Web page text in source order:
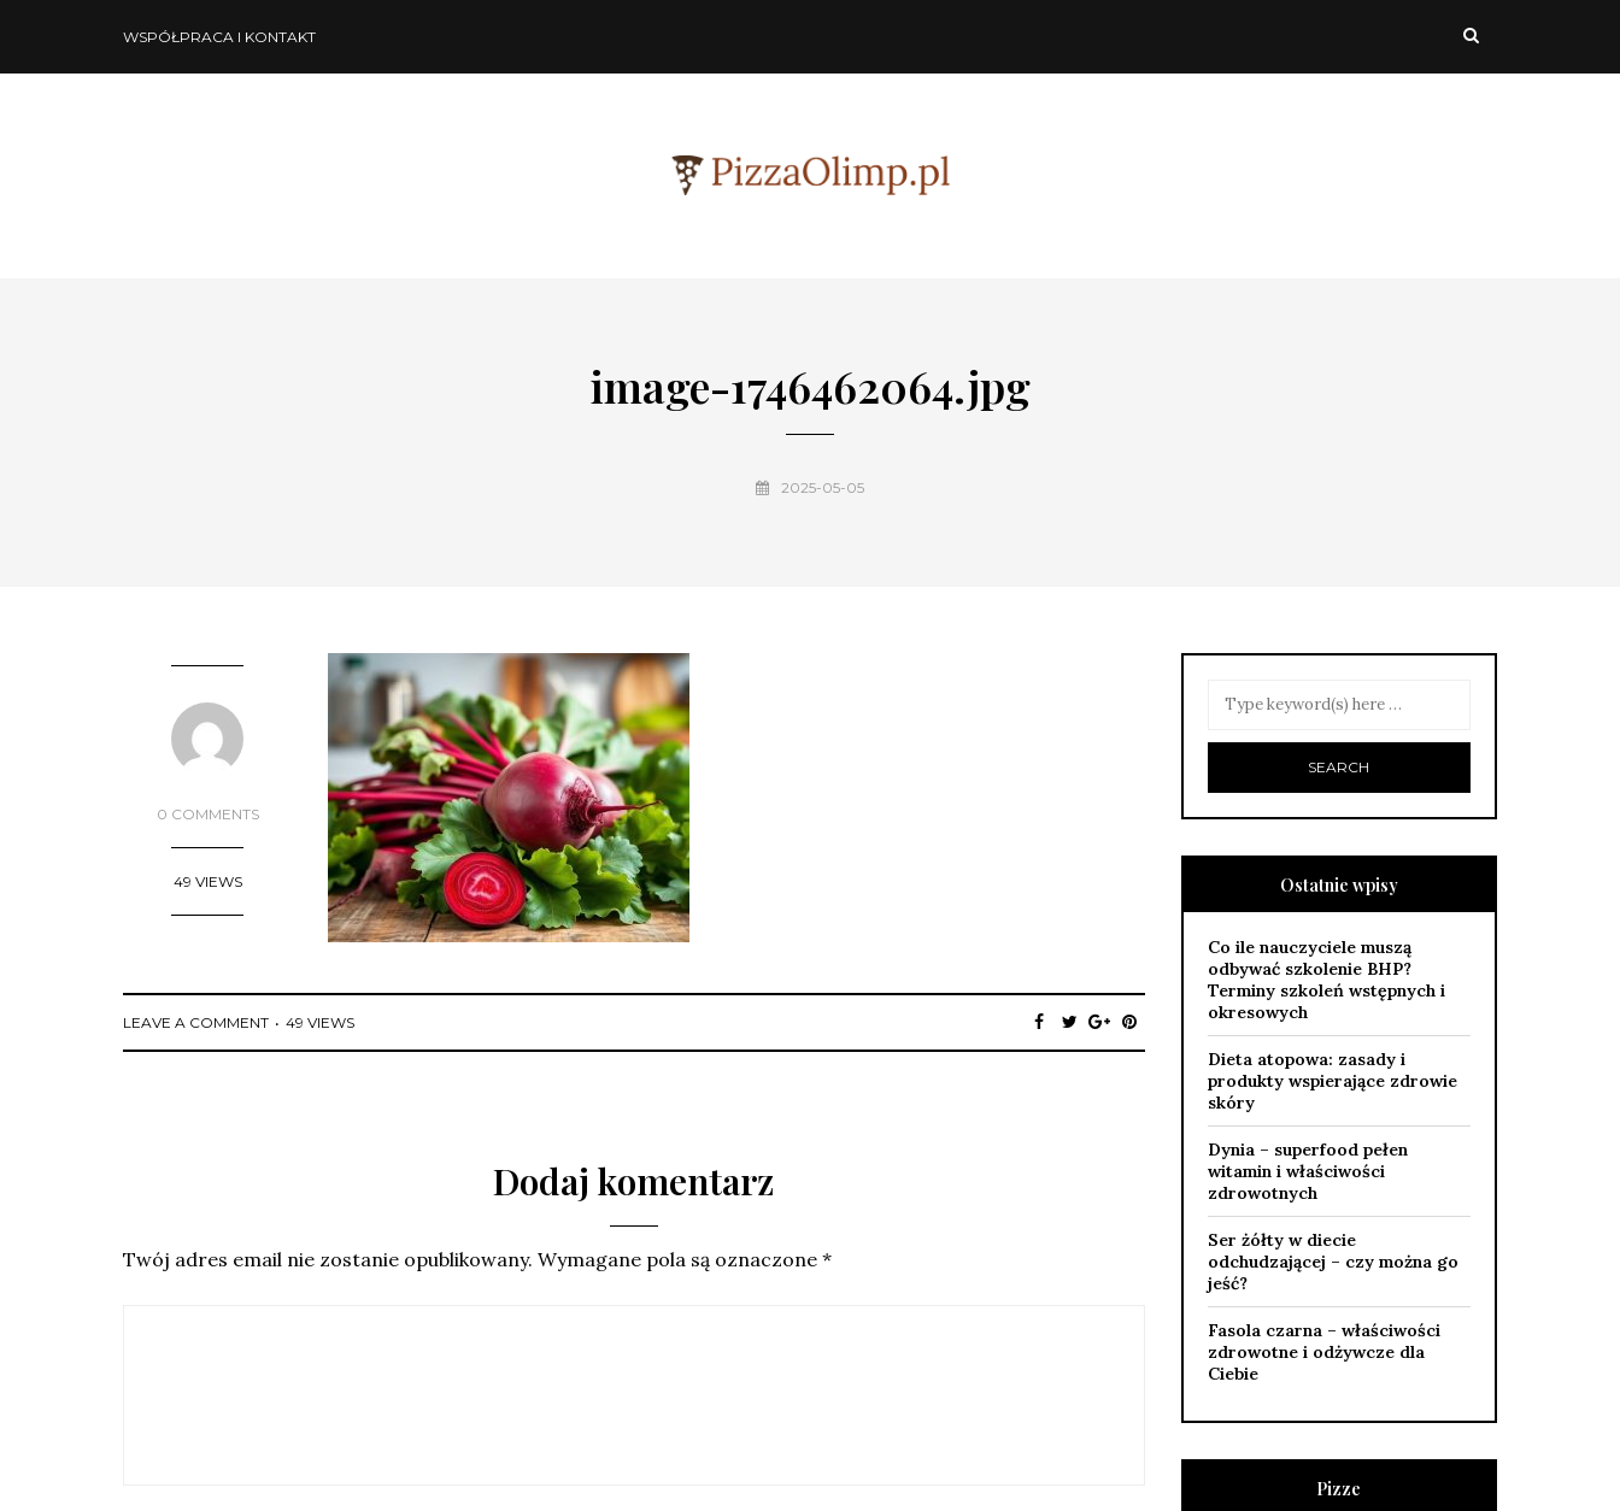
WSPÓŁPRACA I KONTAKT
image-1746462064.jpg
2025-05-05
0 COMMENTS
49 VIEWS
LEAVE A COMMENT 49 VIEWS
Dodaj komentarz
Twój adres email nie zostanie opublikowany. Wymagane pola są oznaczone *
Ostatnie wpisy
Co ile nauczyciele muszą
odbywać szkolenie BHP?
Terminy szkoleń wstępnych i
okresowych
Dieta atopowa: zasady i
produkty wspierające zdrowie
skóry
Dynia – superfood pełen
witamin i właściwości
zdrowotnych
Ser żółty w diecie
odchudzającej – czy można go
jeść?
Fasola czarna – właściwości
zdrowotne i odżywcze dla
Ciebie
Pizze